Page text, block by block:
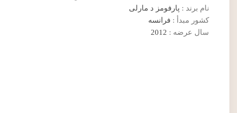
نام برند : پارفومز د مارلی
کشور مبدأ : فرانسه
سال عرضه : 2012